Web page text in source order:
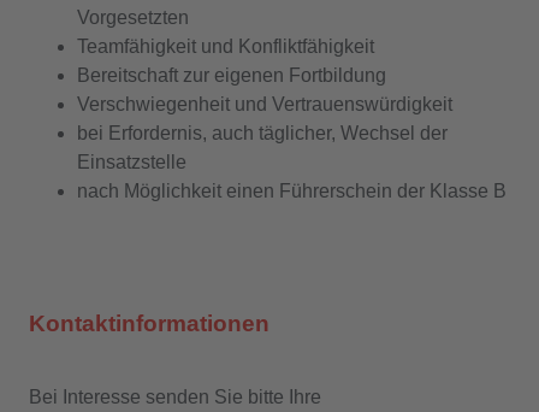
Vorgesetzten
Teamfähigkeit und Konfliktfähigkeit
Bereitschaft zur eigenen Fortbildung
Verschwiegenheit und Vertrauenswürdigkeit
bei Erfordernis, auch täglicher, Wechsel der
Einsatzstelle
nach Möglichkeit einen Führerschein der Klasse B
Kontaktinformationen
Bei Interesse senden Sie bitte Ihre